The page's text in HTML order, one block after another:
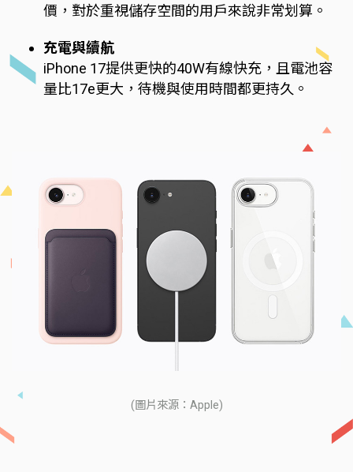
價，對於重視儲存空間的用戶來說非常划算。
充電與續航
iPhone 17提供更快的40W有線快充，且電池容
量比17e更大，待機與使用時間都更持久。
(圖片來源：Apple)